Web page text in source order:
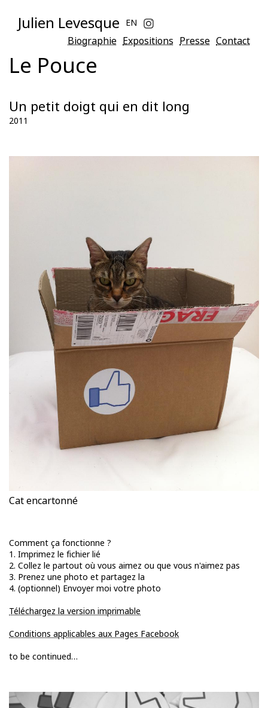
Julien Levesque EN
Biographie Expositions Presse Contact
Le Pouce
Un petit doigt qui en dit long
2011
Cat encartonné
Comment ça fonctionne ?
1. Imprimez le fichier lié
2. Collez le partout où vous aimez ou que vous n'aimez pas
3. Prenez une photo et partagez la
4. (optionnel) Envoyer moi votre photo
Téléchargez la version imprimable
Conditions applicables aux Pages Facebook
to be continued…